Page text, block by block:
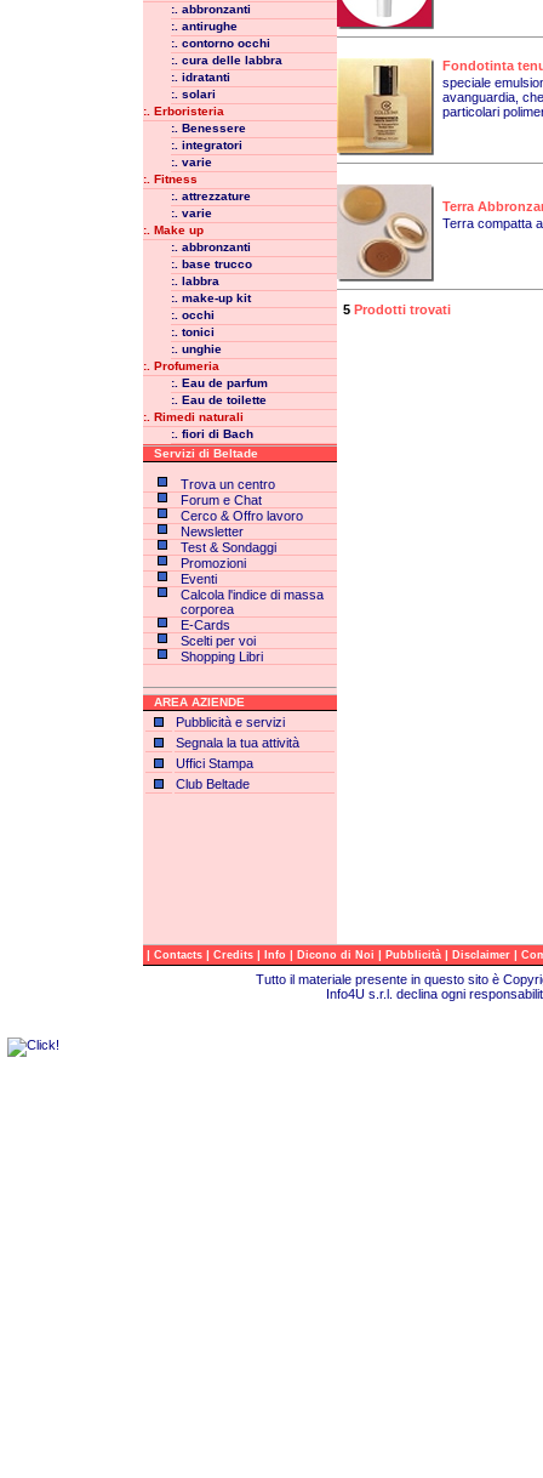
:. abbronzanti
:. antirughe
:. contorno occhi
:. cura delle labbra
:. idratanti
:. solari
:. Erboristeria
:. Benessere
:. integratori
:. varie
:. Fitness
:. attrezzature
:. varie
:. Make up
:. abbronzanti
:. base trucco
:. labbra
:. make-up kit
:. occhi
:. tonici
:. unghie
:. Profumeria
:. Eau de parfum
:. Eau de toilette
:. Rimedi naturali
:. fiori di Bach
Servizi di Beltade
Trova un centro
Forum e Chat
Cerco & Offro lavoro
Newsletter
Test & Sondaggi
Promozioni
Eventi
Calcola l'indice di massa
corporea
E-Cards
Scelti per voi
Shopping Libri
AREA AZIENDE
Pubblicità e servizi
Segnala la tua attività
Uffici Stampa
Club Beltade
Fondotinta
speciale
avanguardia,
particolari
Terra
Terra compatta
5 Prodotti trovati
| Contacts | Credits | Info | Dicono di Noi | Pubblicità | Disclaimer |
Tutto il materiale presente in questo sito è
Info4U s.r.l. declina ogni